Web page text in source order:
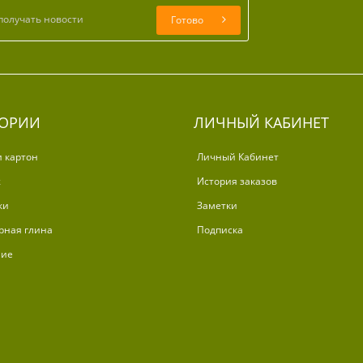
Готово
картон
глина
ЛИЧНЫЙ КАБИНЕТ
Личный Кабинет
История заказов
Заметки
Подписка